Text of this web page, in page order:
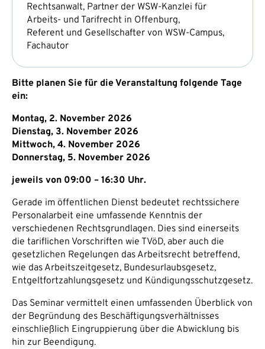
Rechtsanwalt, Partner der WSW-Kanzlei für
Arbeits- und Tarifrecht in Offenburg,
Referent und Gesellschafter von WSW-Campus,
Fachautor
Bitte planen Sie für die Veranstaltung folgende Tage
ein:
Montag, 2. November 2026
Dienstag, 3. November 2026
Mittwoch, 4. November 2026
Donnerstag, 5. November 2026
jeweils von 09:00 – 16:30 Uhr.
Gerade im öffentlichen Dienst bedeutet rechtssichere
Personalarbeit eine umfassende Kenntnis der
verschiedenen Rechtsgrundlagen. Dies sind einerseits
die tariflichen Vorschriften wie TVöD, aber auch die
gesetzlichen Regelungen das Arbeitsrecht betreffend,
wie das Arbeitszeitgesetz, Bundesurlaubsgesetz,
Entgeltfortzahlungsgesetz und Kündigungsschutzgesetz.
Das Seminar vermittelt einen umfassenden Überblick von
der Begründung des Beschäftigungsverhältnisses
einschließlich Eingruppierung über die Abwicklung bis
hin zur Beendigung.